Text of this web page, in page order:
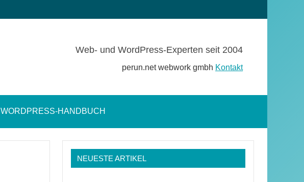
Web- und WordPress-Experten seit 2004
perun.net webwork gmbh Kontakt
öffnen
WORDPRESS-HANDBUCH
NEUESTE ARTIKEL